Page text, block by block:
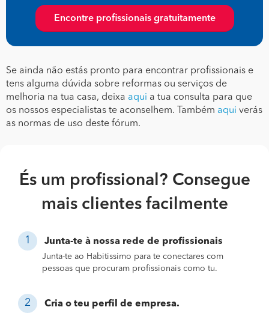
Encontre profissionais gratuitamente
Se ainda não estás pronto para encontrar profissionais e
tens alguma dúvida sobre reformas ou serviços de
melhoria na tua casa, deixa aqui a tua consulta para que
os nossos especialistas te aconselhem. Também aqui verás
as normas de uso deste fórum.
És um profissional? Consegue
mais clientes facilmente
Junta-te à nossa rede de profissionais
Junta-te ao Habitissimo para te conectares com
pessoas que procuram profissionais como tu.
Cria o teu perfil de empresa.